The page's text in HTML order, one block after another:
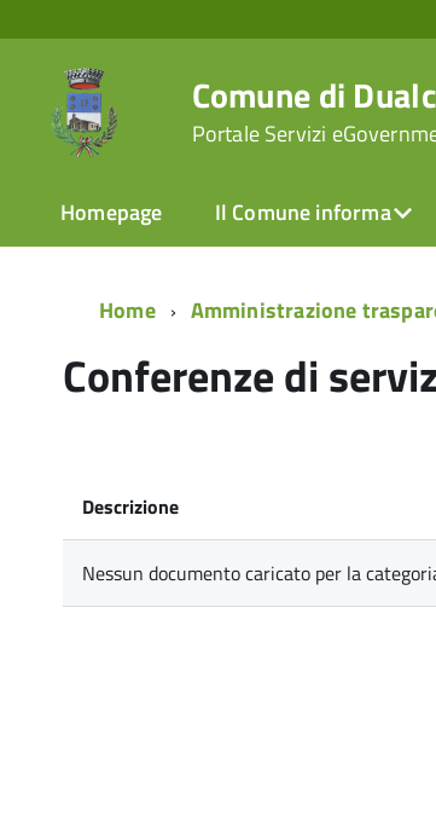
Comune di
Portale Servizi
Homepage Il Comune informa
Home Amministrazione
Conferenze di
Descrizione
Nessun documento caricato per la